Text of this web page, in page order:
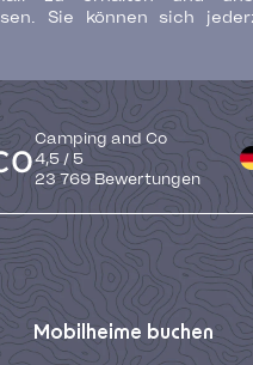
Sie können sich
Camping and Co
4,5 / 5
23 769Bewertungen
Mobilheime buchen